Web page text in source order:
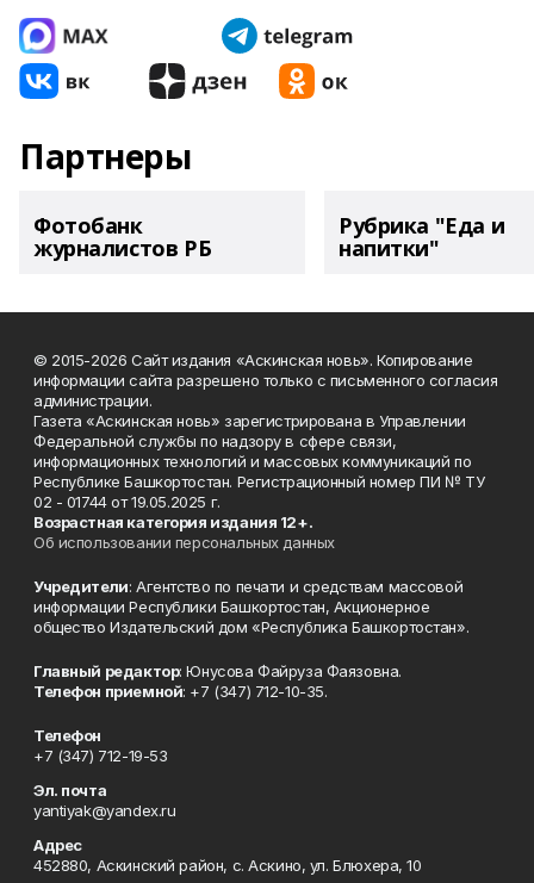
Партнеры
Фотобанк
журналистов РБ
Рубрика "Еда и
напитки"
© 2015-2026 Сайт издания «Аскинская новь». Копирование
информации сайта разрешено только с письменного согласия
администрации.
Газета «Аскинская новь» зарегистрирована в Управлении
Федеральной службы по надзору в сфере связи,
информационных технологий и массовых коммуникаций по
Республике Башкортостан. Регистрационный номер ПИ № ТУ
02 - 01744 от 19.05.2025 г.
Возрастная категория издания 12+.
Об использовании персональных данных
Учредители: Агентство по печати и средствам массовой
информации Республики Башкортостан, Акционерное
общество Издательский дом «Республика Башкортостан».
Главный редактор: Юнусова Файруза Фаязовна.
Телефон приемной: +7 (347) 712-10-35.
Телефон
+7 (347) 712-19-53
Эл. почта
yantiyak@yandex.ru
Адрес
452880, Аскинский район, с. Аскино, ул. Блюхера, 10